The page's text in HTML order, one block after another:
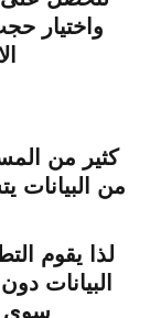
واختيار
من البيانات
لذا يقوم
البيانات
سوى